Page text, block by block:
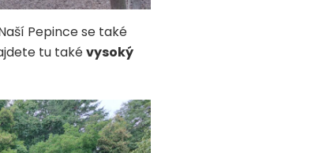
Pepince se také
tu takévysoký